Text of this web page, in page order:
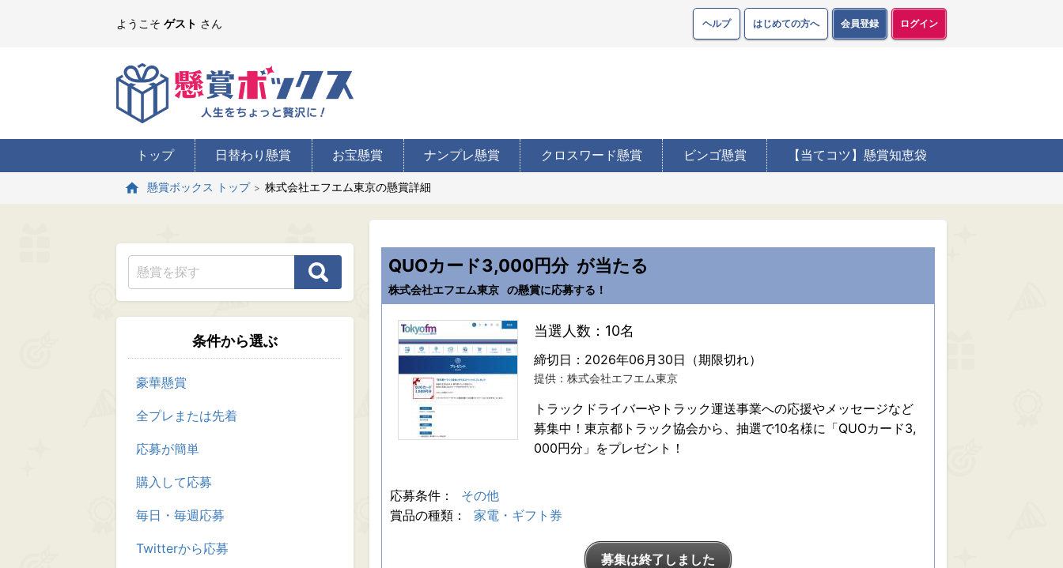
ようこそ ゲスト さん ヘルプ はじめての方へ 会員登録 ログイン
トップ 日替わり懸賞 お宝懸賞 ナンプレ懸賞 クロスワード懸賞 ビンゴ懸賞 【当てコツ】懸賞知恵袋
懸賞ボックス トップ 株式会社エフエム東京の懸賞詳細
条件から選ぶ
豪華懸賞
全プレまたは先着
応募が簡単
購入して応募
毎日・毎週応募
Twitterから応募
QUOカード3,000円分 が当たる
株式会社エフエム東京 の懸賞に応募する！
当選人数：10名
締切日：2026年06月30日（期限切れ）
提供：株式会社エフエム東京
トラックドライバーやトラック運送事業への応援やメッセージなど
募集中！東京都トラック協会から、抽選で10名様に「QUOカード3,
000円分」をプレゼント！
応募条件：
その他
賞品の種類：
家電・ギフト券
募集は終了しました